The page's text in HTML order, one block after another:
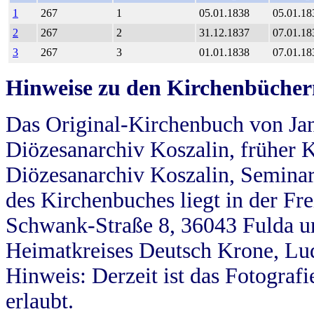
1
267 1 05.01.1838
2
267 2 31.12.1837
3
267 3 01.01.1838
Hinweise zu den
Das Original-Kirchenbuch von
Diözesanarchiv Koszalin, früher
Diözesanarchiv Koszalin,
des Kirchenbuches liegt in der
Schwank-Straße 8, 36043 Fulda
Heimatkreises Deutsch Krone,
Hinweis: Derzeit ist das
erlaubt.